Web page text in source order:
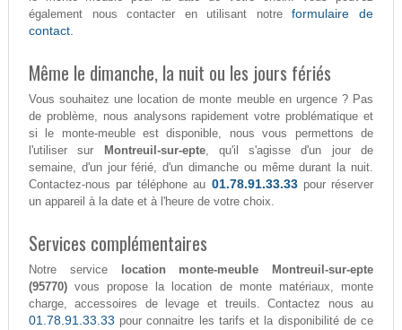
également nous contacter en utilisant notreformulaire de
contact.
Même le dimanche, la nuit ou les jours fériés
Vous souhaitez une location de monte meuble en urgence ? Pas
de problème, nous analysons rapidement votre problématique et
si le monte-meuble est disponible, nous vous permettons de
l'utiliser sur
Montreuil-sur-epte, qu'il s'agisse d'un jour de
semaine, d'un jour férié, d'un dimanche ou même durant la nuit.
Contactez-nous par téléphone au 01.78.91.33.33 pour réserver
un appareil à la date et à l'heure de votre choix.
Services complémentaires
Notre service
location monte-meuble Montreuil-sur-epte
(95770)vous propose la location de monte matériaux, monte
charge, accessoires de levage et treuils. Contactez nous au
01.78.91.33.33 pour connaitre les tarifs et la disponibilité de ce